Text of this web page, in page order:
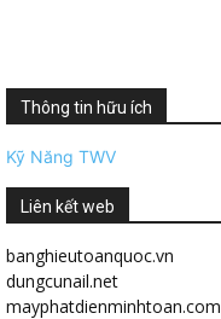
Thông tin hữu ích
Kỹ Năng TWV
Liên kết web
banghieutoanquoc.vn
dungcunail.net
mayphatdienminhtoan.com